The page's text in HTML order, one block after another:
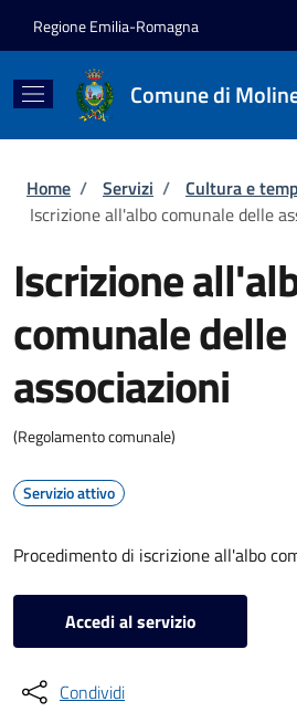
Regione Emilia-Romagna
Comune di
Briciole di pane
Home / Servizi / Cultura e
Iscrizione all'albo comunale delle
Iscrizione
comunale delle
associazioni
(Regolamento comunale)
Servizio attivo
Procedimento di iscrizione all'albo
Accedi al servizio
Condividi